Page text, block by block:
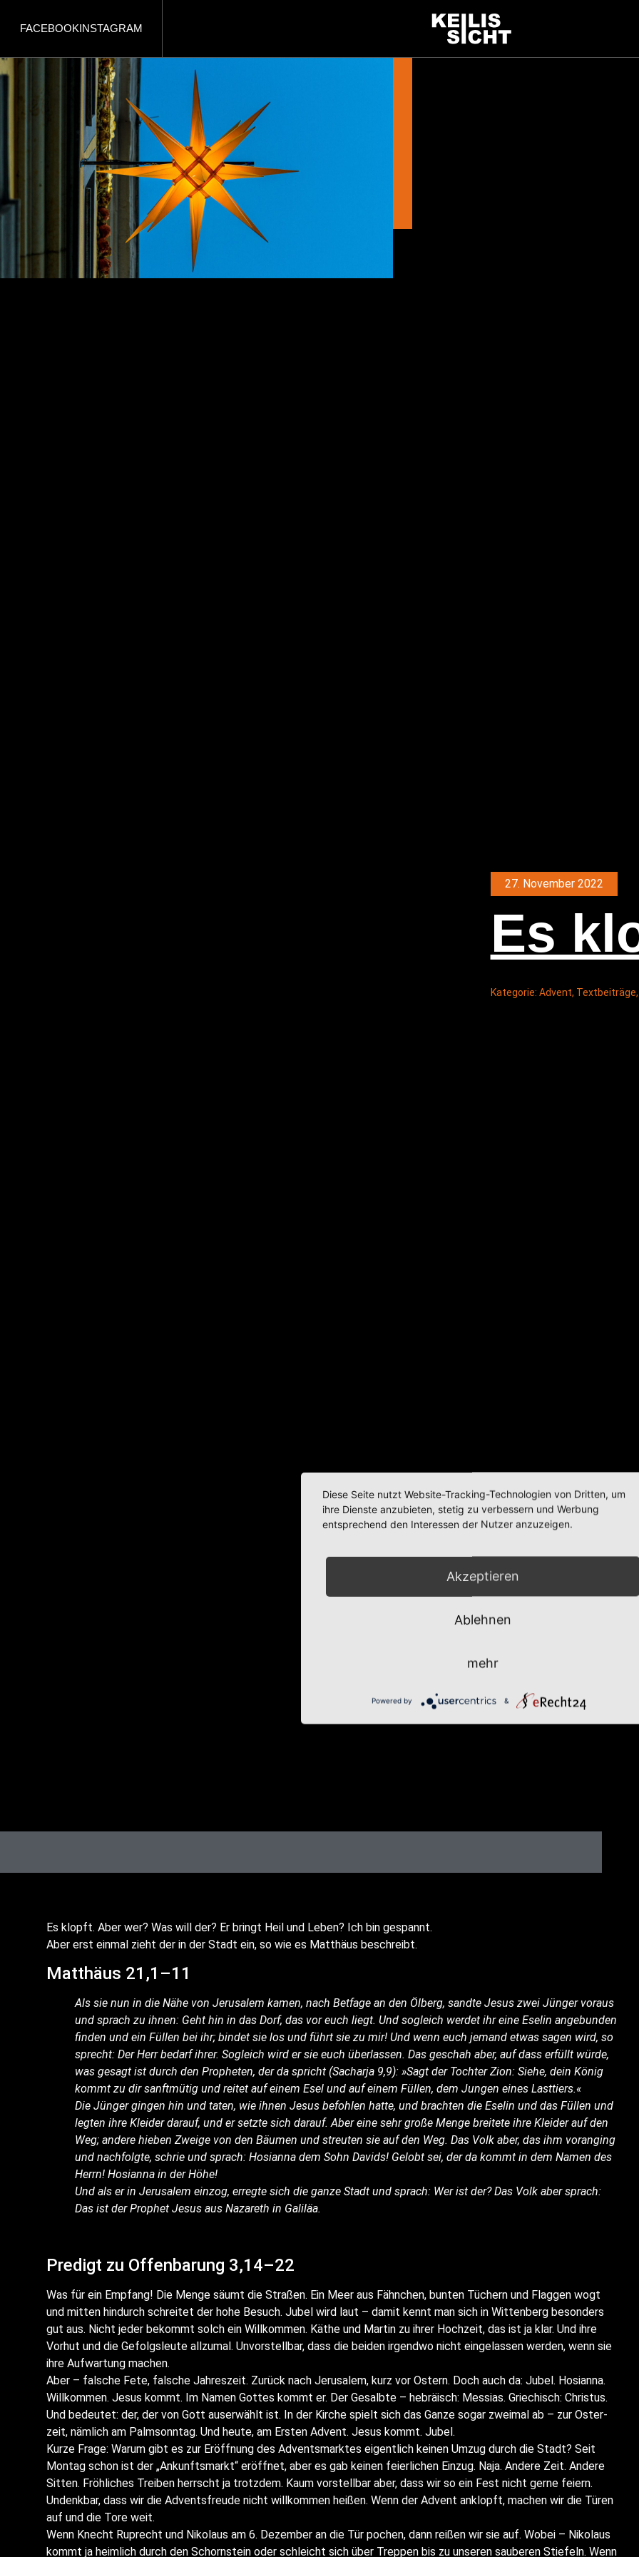
FACEBOOKINSTAGRAM
27. November 2022
Es
Kategorie: Advent, Textbeiträge
Es klopft. Aber wer? Was will der? Er bringt Heil und Leben? Ich bin gespannt.
Aber erst ein­mal zieht der in der Stadt ein, so wie es Mat­thä­us beschreibt.
Mat­thä­us 21,1–11
Als sie nun in die Nähe von Jeru­sa­lem kamen, nach Bet­fa­ge an den Ölberg, sand­te Jesus zwei Jün­ger vor­aus
und sprach zu ihnen: Geht hin in das Dorf, das vor euch liegt. Und sogleich wer­det ihr eine Ese­lin ange­bun­den
fin­den und ein Fül­len bei ihr; bin­det sie los und führt sie zu mir! Und wenn euch jemand etwas sagen wird, so
sprecht: Der Herr bedarf ihrer. Sogleich wird er sie euch über­las­sen. Das geschah aber, auf dass erfüllt wür­de,
was gesagt ist durch den Pro­phe­ten, der da spricht (Sachar­ja 9,9): »Sagt der Toch­ter Zion: Sie­he, dein König
kommt zu dir sanft­mü­tig und rei­tet auf einem Esel und auf einem Fül­len, dem Jun­gen eines Lasttiers.«
Die Jün­ger gin­gen hin und taten, wie ihnen Jesus befoh­len hat­te, und brach­ten die Ese­lin und das Fül­len und
leg­ten ihre Klei­der dar­auf, und er setz­te sich dar­auf. Aber eine sehr gro­ße Men­ge brei­te­te ihre Klei­der auf den
Weg; ande­re hie­ben Zwei­ge von den Bäu­men und streu­ten sie auf den Weg. Das Volk aber, das ihm vor­an­ging
und nach­folg­te, schrie und sprach: Hosi­an­na dem Sohn Davids! Gelobt sei, der da kommt in dem Namen des
Herrn! Hosi­an­na in der Höhe!
Und als er in Jeru­sa­lem ein­zog, erreg­te sich die gan­ze Stadt und sprach: Wer ist der? Das Volk aber sprach:
Das ist der Pro­phet Jesus aus Naza­reth in Galiläa.
Pre­digt zu Offen­ba­rung 3,14–22
Was für ein Emp­fang! Die Men­ge säumt die Stra­ßen. Ein Meer aus Fähn­chen, bun­ten Tüchern und Flag­gen wogt
und mit­ten hin­durch schrei­tet der hohe Besuch. Jubel wird laut – damit kennt man sich in Wit­ten­berg beson­ders
gut aus. Nicht jeder bekommt solch ein Will­kom­men. Käthe und Mar­tin zu ihrer Hoch­zeit, das ist ja klar. Und ihre
Vor­hut und die Gefolgs­leu­te all­zu­mal. Unvor­stell­bar, dass die bei­den irgend­wo nicht ein­ge­las­sen wer­den, wenn sie
ihre Auf­war­tung machen.
Aber – fal­sche Fete, fal­sche Jah­res­zeit. Zurück nach Jeru­sa­lem, kurz vor Ostern. Doch auch da: Jubel. Hosi­an­na.
Will­kom­men. Jesus kommt. Im Namen Got­tes kommt er. Der Gesalb­te – hebrä­isch: Mes­si­as. Grie­chisch: Chris­tus.
Und bedeu­tet: der, der von Gott aus­er­wählt ist. In der Kir­che spielt sich das Gan­ze sogar zwei­mal ab – zur Oster­
zeit, näm­lich am Palm­sonn­tag. Und heu­te, am Ers­ten Advent. Jesus kommt. Jubel.
Kur­ze Fra­ge: War­um gibt es zur Eröff­nung des Advents­mark­tes eigent­lich kei­nen Umzug durch die Stadt? Seit
Mon­tag schon ist der „Ankunfts­markt“ eröff­net, aber es gab kei­nen fei­er­li­chen Ein­zug. Naja. Ande­re Zeit. Ande­re
Sit­ten. Fröh­li­ches Trei­ben herrscht ja trotz­dem. Kaum vor­stell­bar aber, dass wir so ein Fest nicht ger­ne fei­ern.
Undenk­bar, dass wir die Advents­freu­de nicht will­kom­men hei­ßen. Wenn der Advent anklopft, machen wir die Türen
auf und die Tore weit.
Wenn Knecht Ruprecht und Niko­laus am 6. Dezem­ber an die Tür pochen, dann rei­ßen wir sie auf. Wobei – Niko­laus
kommt ja heim­lich durch den Schorn­stein oder schleicht sich über Trep­pen bis zu unse­ren sau­be­ren Stie­feln. Wenn
Diese Seite nutzt Website-Tracking-Technologien von Dritten, um
ihre Dienste anzubieten, stetig zu verbessern und Werbung
entsprechend den Interessen der Nutzer anzuzeigen.
Akzeptieren
Ablehnen
mehr
Powered by &